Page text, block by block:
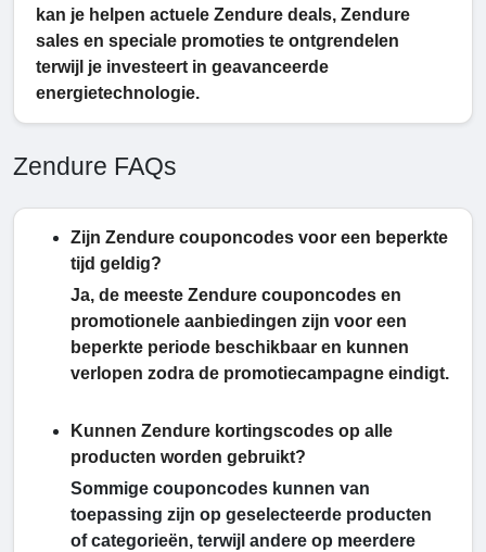
kan je helpen actuele Zendure deals, Zendure
sales en speciale promoties te ontgrendelen
terwijl je investeert in geavanceerde
energietechnologie.
Zendure FAQs
Zijn Zendure couponcodes voor een beperkte
tijd geldig?
Ja, de meeste Zendure couponcodes en
promotionele aanbiedingen zijn voor een
beperkte periode beschikbaar en kunnen
verlopen zodra de promotiecampagne eindigt.
Kunnen Zendure kortingscodes op alle
producten worden gebruikt?
Sommige couponcodes kunnen van
toepassing zijn op geselecteerde producten
of categorieën, terwijl andere op meerdere